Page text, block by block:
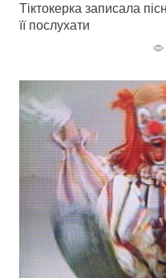
Тіктокерка записала
її послухати